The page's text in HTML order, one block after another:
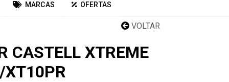
MARCAS OFERTAS
VOLTAR
CASTELL XTREME
XT10PR